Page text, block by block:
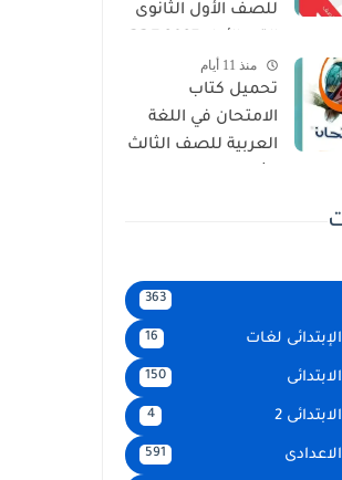
للصف الأول الثانوى
النسخة الجديدة
منذ 11 أيام
تحميل كتاب
الامتحان في اللغة
العربية للصف الثالث
363
لغات 16
150
2
4
591